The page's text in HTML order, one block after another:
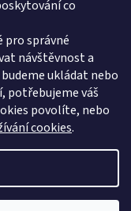
co
pro správné
návštěvnost a
ukládat nebo
potřebujeme váš
povolíte, nebo
cookies.
a Stylová
vyhrazena.Upravit